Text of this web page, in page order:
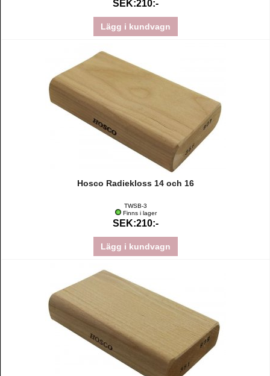
SEK:210:-
Lägg i kundvagn
Hosco Radiekloss 14 och 16
TWSB-3
Finns i lager
SEK:210:-
Lägg i kundvagn